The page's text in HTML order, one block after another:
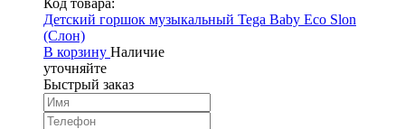
Код товара:
Детский горшок музыкальный Tega Baby Eco Slon
(Слон)
В корзину Наличие
уточняйте
Быстрый заказ